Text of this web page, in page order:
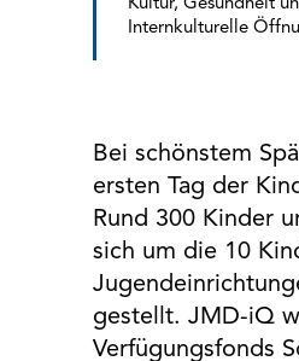
Kultur, Gesundheit
Internkulturelle
Bei schönstem
ersten Tag der
Rund 300 Kinder
sich um die 10
gestellt. JMD-iQ
Verfügungsfonds